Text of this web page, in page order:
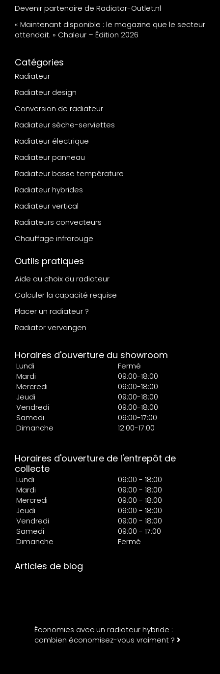
Devenir partenaire de Radiator-Outlet.nl
« Maintenant disponible : le magazine que le secteur
attendait. » Chaleur – Édition 2026
Catégories
Radiateur
Radiateur design
Conversion de radiateur
Radiateur sèche-serviettes
Radiateur électrique
Radiateur panneau
Radiateur basse température
Radiateur hybrides
Radiateur vertical
Radiateurs convecteurs
Chauffage infrarouge
Outils pratiques
Aide au choix du radiateur
Calculer la capacité requise
Placer un radiateur ?
Radiator vervangen
Horaires d'ouverture du showroom
Lundi
Fermé
Mardi
09:00-18:00
Mercredi
09:00-18:00
Jeudi
09:00-18:00
Vendredi
09:00-18:00
Samedi
09:00-17:00
Dimanche
12:00-17:00
Horaires d'ouverture de l'entrepôt de
collecte
Lundi
09:00 - 18:00
Mardi
09:00 - 18:00
Mercredi
09:00 - 18:00
Jeudi
09:00 - 18:00
Vendredi
09:00 - 18:00
Samedi
09:00 - 17:00
Dimanche
Fermé
Articles de blog
Économies avec un radiateur hybride :
combien économisez-vous vraiment ?